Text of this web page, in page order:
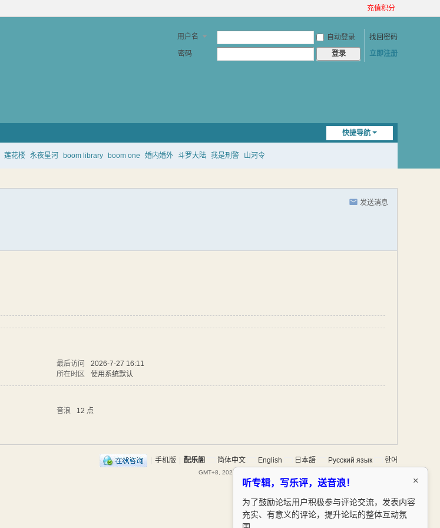
充值积分
用户名 自动登录
找回密码
密码
登录 立即注册
快捷导航
莲花楼 永夜星河 boom library boom one 婚内婚外 斗罗大陆 我是刑警 山河令
发送消息
最后访问
2026-7-27 16:11
所在时区 使用系统默认
音浪
12 点
×
听专辑，写乐评，送音浪！
为了鼓励论坛用户积极参与评论交流，发表内容
充实、有意义的评论，提升论坛的整体互动氛
| 手机版 | 配乐阁 简体中文 English 日本語 Русский язык 한어
GMT+8, 2026-8-8 10:28